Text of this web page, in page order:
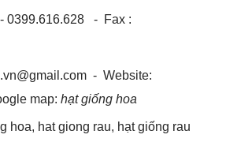
0399.616.628 - Fax :
- Website:
map: hạt giống hoa
hoa, hat giong rau, hạt giống rau